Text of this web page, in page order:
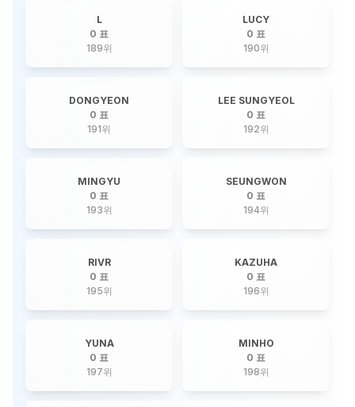
L
0 표
189위
LUCY
0 표
190위
DONGYEON
0 표
191위
LEE SUNGYEOL
0 표
192위
MINGYU
0 표
193위
SEUNGWON
0 표
194위
RIVR
0 표
195위
KAZUHA
0 표
196위
YUNA
0 표
197위
MINHO
0 표
198위